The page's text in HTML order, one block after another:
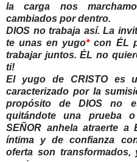
la carga nos
cambiados por dentro.
DIOS no trabaja así. La
te unas en yugo*con ÉL
trabajar juntos. ÉL no
ti!
El yugo de CRISTO es
caracterizado por la
propósito de DIOS no
quitándote una prueba
SEÑOR anhela atraerte
íntima y de confianza
oferta son